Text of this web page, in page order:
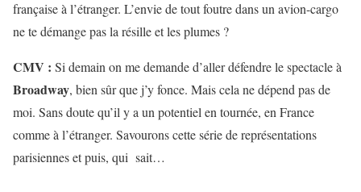
française à l’étranger. L’envie de tout foutre dans un avion-cargo
ne te démange pas la résille et les plumes ?
CMV : Si demain on me demande d’aller défendre le spectacle à
Broadway, bien sûr que j’y fonce. Mais cela ne dépend pas de
moi. Sans doute qu’il y a un potentiel en tournée, en France
comme à l’étranger. Savourons cette série de représentations
parisiennes et puis, qui sait…